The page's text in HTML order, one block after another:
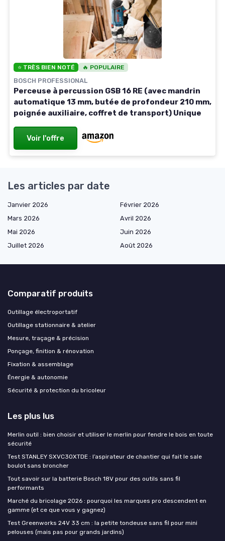
⭐ TRÈS BIEN NOTÉ 🔥 POPULAIRE
BOSCH PROFESSIONAL
Perceuse à percussion GSB 16 RE (avec mandrin
automatique 13 mm, butée de profondeur 210 mm,
poignée auxiliaire, coffret de transport) Unique
Voir l'offre
Les articles par date
Janvier 2026
Février 2026
Mars 2026
Avril 2026
Mai 2026
Juin 2026
Juillet 2026
Août 2026
Comparatif produits
Outillage électroportatif
Outillage stationnaire & atelier
Mesure, traçage & précision
Ponçage, finition & rénovation
Fixation & assemblage
Énergie & autonomie
Sécurité & protection du bricoleur
Les plus lus
Merlin outil : bien choisir et utiliser le merlin pour fendre le bois en toute
sécurité
Test STANLEY SXVC30XTDE : l’aspirateur de chantier qui fait le sale
boulot sans broncher
Tout savoir sur la batterie Bosch 18V pour des outils sans fil
performants
Marché du bricolage 2026 : pourquoi les marques pro descendent en
gamme (et ce que vous y gagnez)
Test Greenworks 24V 33 cm : la petite tondeuse sans fil pour mini
pelouses (mais pas pour grands jardins)